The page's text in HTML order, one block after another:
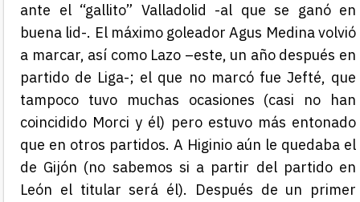
ante el “gallito” Valladolid -al que se ganó en
buena lid-. El máximo goleador Agus Medina volvió
a marcar, así como Lazo –este, un año después en
partido de Liga-; el que no marcó fue Jefté, que
tampoco tuvo muchas ocasiones (casi no han
coincidido Morci y él) pero estuvo más entonado
que en otros partidos. A Higinio aún le quedaba el
de Gijón (no sabemos si a partir del partido en
León el titular será él). Después de un primer